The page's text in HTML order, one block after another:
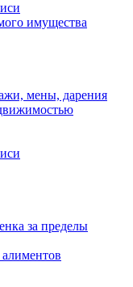
имущества
мены, дарения
за пределы